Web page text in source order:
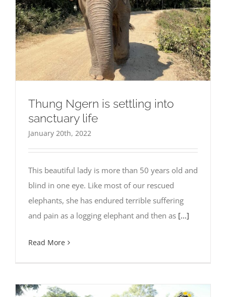
Thung Ngern is settling into
sanctuary life
January 20th, 2022
This beautiful lady is more than 50 years old and
blind in one eye. Like most of our rescued
elephants, she has endured terrible suffering
and pain as a logging elephant and then as[...]
Read More